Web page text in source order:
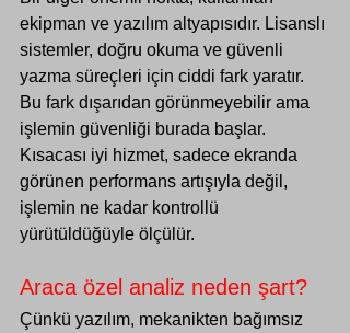
ekipman ve yazılım altyapısıdır. Lisanslı
sistemler, doğru okuma ve güvenli
yazma süreçleri için ciddi fark yaratır.
Bu fark dışarıdan görünmeyebilir ama
işlemin güvenliği burada başlar.
Kısacası iyi hizmet, sadece ekranda
görünen performans artışıyla değil,
işlemin ne kadar kontrollü
yürütüldüğüyle ölçülür.
Araca özel analiz neden şart?
Çünkü yazılım, mekanikten bağımsız